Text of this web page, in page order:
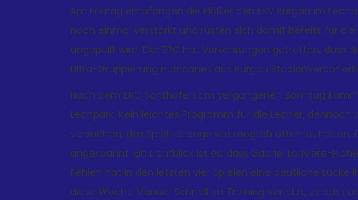
Am Freitag empfangen die Flößer den ESV Burgau im
noch einmal verstärkt und rüsten sich damit bereits für
angepeilt wird. Der ERC hat Vorkehrungen getroffen, dass
Ultra-Gruppierung Hurricanes aus Burgau Stadionverbot
Nach dem ERC Sonthofen am vergangenen Sonntag
Lechpark. Kein leichtes Programm für die Lecher, dennoch
versuchen, das Spiel so lange wie möglich offen zu halten.
angespannt. Ein Lichtblick ist es, dass Gabriel Larivière-
Fehlen hat in den letzten vier Spielen eine deutliche Lücke
diese Woche Manuel Schnöll im Training verletzt, so dass